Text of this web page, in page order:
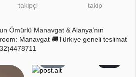
takipçi takip
Ömürlü Manavgat & Alanya’nın
Manavgat 🚚Türkiye geneli teslimat